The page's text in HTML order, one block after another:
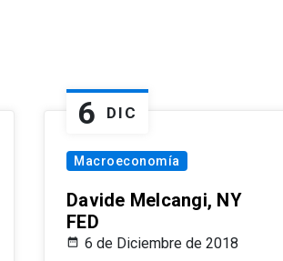
6 DIC
Macroeconomía
Davide Melcangi, NY
FED
6 de Diciembre de 2018